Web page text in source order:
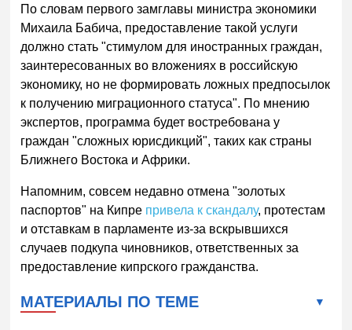
По словам первого замглавы министра экономики
Михаила Бабича, предоставление такой услуги
должно стать "стимулом для иностранных граждан,
заинтересованных во вложениях в российскую
экономику, но не формировать ложных предпосылок
к получению миграционного статуса". По мнению
экспертов, программа будет востребована у
граждан "сложных юрисдикций", таких как страны
Ближнего Востока и Африки.
Напомним, совсем недавно отмена "золотых
паспортов" на Кипре привела к скандалу, протестам
и отставкам в парламенте из-за вскрывшихся
случаев подкупа чиновников, ответственных за
предоставление кипрского гражданства.
МАТЕРИАЛЫ ПО ТЕМЕ